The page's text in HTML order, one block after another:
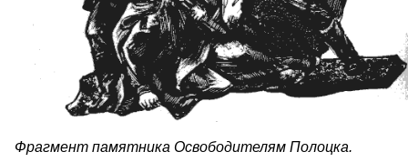
Фрагмент памятника Освободителям Полоцка.